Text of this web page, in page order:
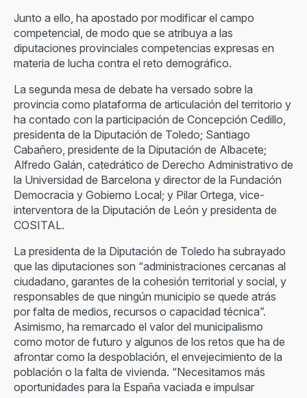
Junto a ello, ha apostado por modificar el campo
competencial, de modo que se atribuya a las
diputaciones provinciales competencias expresas en
materia de lucha contra el reto demográfico.
La segunda mesa de debate ha versado sobre la
provincia como plataforma de articulación del territorio y
ha contado con la participación de Concepción Cedillo,
presidenta de la Diputación de Toledo; Santiago
Cabañero, presidente de la Diputación de Albacete;
Alfredo Galán, catedrático de Derecho Administrativo de
la Universidad de Barcelona y director de la Fundación
Democracia y Gobierno Local; y Pilar Ortega, vice-
interventora de la Diputación de León y presidenta de
COSITAL.
La presidenta de la Diputación de Toledo ha subrayado
que las diputaciones son “administraciones cercanas al
ciudadano, garantes de la cohesión territorial y social, y
responsables de que ningún municipio se quede atrás
por falta de medios, recursos o capacidad técnica”.
Asimismo, ha remarcado el valor del municipalismo
como motor de futuro y algunos de los retos que ha de
afrontar como la despoblación, el envejecimiento de la
población o la falta de vivienda. “Necesitamos más
oportunidades para la España vaciada e impulsar